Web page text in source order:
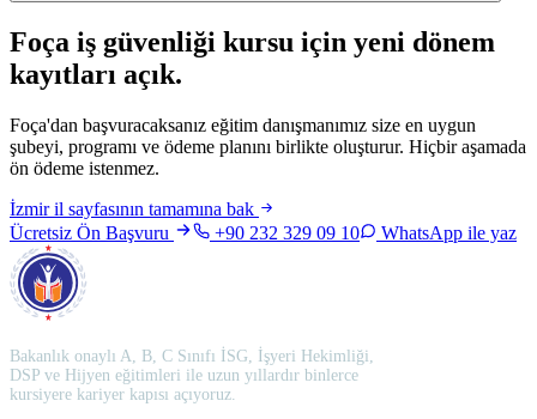
Foça iş güvenliği kursu için yeni dönem
kayıtları açık.
Foça'dan başvuracaksanız eğitim danışmanımız size en uygun
şubeyi, programı ve ödeme planını birlikte oluşturur. Hiçbir aşamada
ön ödeme istenmez.
İzmiril sayfasının tamamına bak
Ücretsiz Ön Başvuru
+90 232 329 09 10 WhatsApp ile yaz
Bakanlık onaylı A, B, C Sınıfı İSG, İşyeri Hekimliği,
DSP ve Hijyen eğitimleri ile uzun yıllardır binlerce
kursiyere kariyer kapısı açıyoruz.